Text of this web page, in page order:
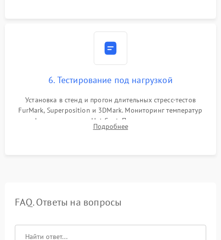
6. Тестирование под нагрузкой
Установка в стенд и прогон длительных стресс-тестов
FurMark, Superposition и 3DMark. Мониторинг температур
графического чипа и Hot Spot. Проверка на отсутствие
артефактов изображения, вылетов драйвера и зависаний.
Подробнее
FAQ. Ответы на вопросы